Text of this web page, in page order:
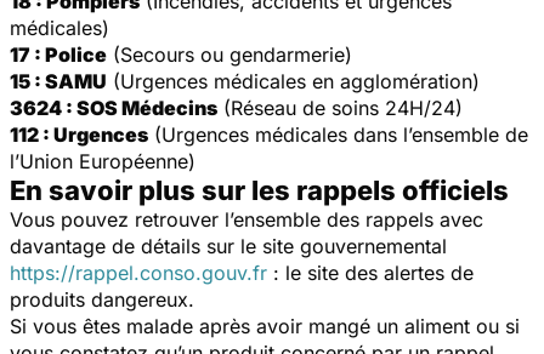
médicales)
17 : Police (Secours ou gendarmerie)
15 : SAMU (Urgences médicales en agglomération)
3624 : SOS Médecins (Réseau de soins 24H/24)
112 : Urgences (Urgences médicales dans l’ensemble de
l’Union Européenne)
En savoir plus sur les rappels officiels
Vous pouvez retrouver l’ensemble des rappels avec
davantage de détails sur le site gouvernemental
https://rappel.conso.gouv.fr : le site des alertes de
produits dangereux.
Si vous êtes malade après avoir mangé un aliment ou si